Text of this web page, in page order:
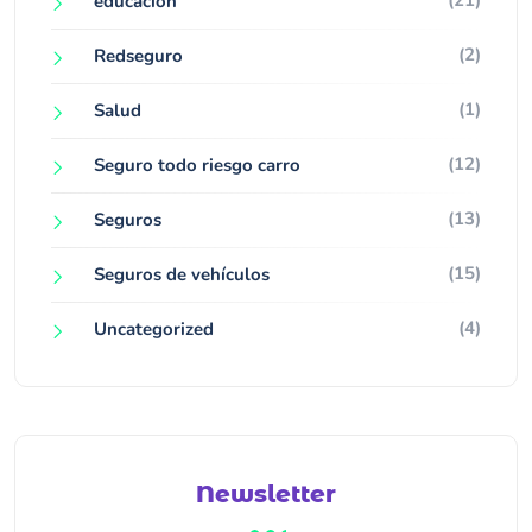
Redseguro (2)
Salud (1)
Seguro todo riesgo carro (12)
Seguros (13)
Seguros de vehículos (15)
Uncategorized (4)
Newsletter